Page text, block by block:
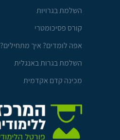
השלמת בגרויות
קורס פסיכומטרי
אפה לומדים? איך מתחילים?
השלמת בגרות באנגלית
מכינה קדם אקדמית